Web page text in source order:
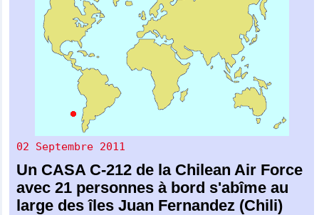
02 Septembre 2011
Un CASA C-212 de la Chilean Air Force
avec 21 personnes à bord s'abîme au
large des îles Juan Fernandez (Chili)